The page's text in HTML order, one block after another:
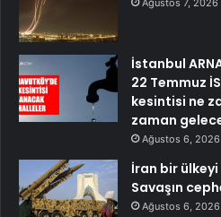
Ağustos 7, 2026
İstanbul
22 Temmuz
kesintisi ne
zaman
Ağustos 6, 2026
İran bir
Savaşın
Ağustos 6, 2026